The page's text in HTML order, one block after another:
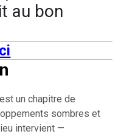
au bon
un chapitre de
sombres et
intervient —